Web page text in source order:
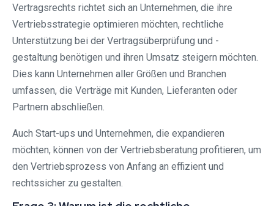
Vertragsrechts richtet sich an Unternehmen, die ihre
Vertriebsstrategie optimieren möchten, rechtliche
Unterstützung bei der Vertragsüberprüfung und -
gestaltung benötigen und ihren Umsatz steigern möchten.
Dies kann Unternehmen aller Größen und Branchen
umfassen, die Verträge mit Kunden, Lieferanten oder
Partnern abschließen.
Auch Start-ups und Unternehmen, die expandieren
möchten, können von der Vertriebsberatung profitieren, um
den Vertriebsprozess von Anfang an effizient und
rechtssicher zu gestalten.